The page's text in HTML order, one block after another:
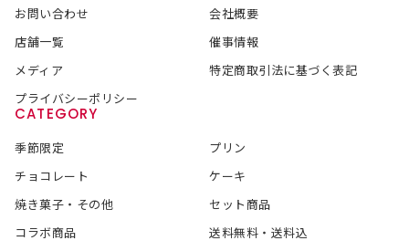
お問い合わせ
会社概要
店舗一覧
催事情報
メディア
特定商取引法に基づく表記
プライバシーポリシー
CATEGORY
季節限定
プリン
チョコレート
ケーキ
焼き菓子・その他
セット商品
コラボ商品
送料無料・送料込